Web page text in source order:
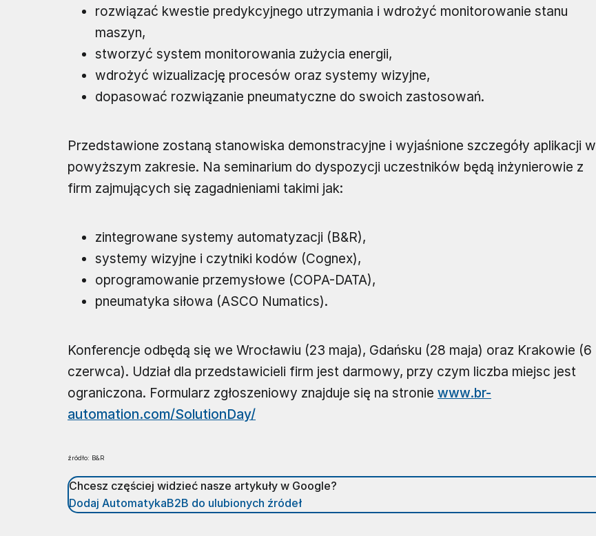
rozwiązać kwestie predykcyjnego utrzymania i wdrożyć monitorowanie stanu
maszyn,
stworzyć system monitorowania zużycia energii,
wdrożyć wizualizację procesów oraz systemy wizyjne,
dopasować rozwiązanie pneumatyczne do swoich zastosowań.
Przedstawione zostaną stanowiska demonstracyjne i wyjaśnione szczegóły aplikacji w
powyższym zakresie. Na seminarium do dyspozycji uczestników będą inżynierowie z
firm zajmujących się zagadnieniami takimi jak:
zintegrowane systemy automatyzacji (B&R),
systemy wizyjne i czytniki kodów (Cognex),
oprogramowanie przemysłowe (COPA-DATA),
pneumatyka siłowa (ASCO Numatics).
Konferencje odbędą się we Wrocławiu (23 maja), Gdańsku (28 maja) oraz Krakowie (6
czerwca). Udział dla przedstawicieli firm jest darmowy, przy czym liczba miejsc jest
ograniczona. Formularz zgłoszeniowy znajduje się na stronie www.br-
automation.com/SolutionDay/
źródło: B&R
Chcesz częściej widzieć nasze artykuły w Google?
Dodaj AutomatykaB2B do ulubionych źródeł